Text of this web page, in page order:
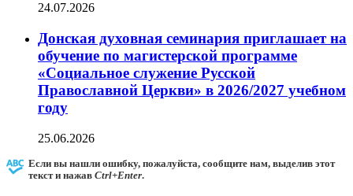
24.07.2026
Донская духовная семинария приглашает на
обучение по магистерской программе
«Социальное служение Русской
Православной Церкви» в 2026/2027 учебном
году
25.06.2026
Если вы нашли ошибку, пожалуйста, сообщите нам, выделив этот
текст и нажав Ctrl+Enter.